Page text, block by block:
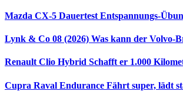
Mazda CX-5 Dauertest Entspannungs-
Lynk & Co 08 (2026) Was kann der Volvo-
Renault Clio Hybrid Schafft er 1.000
Cupra Raval Endurance Fährt super, lädt